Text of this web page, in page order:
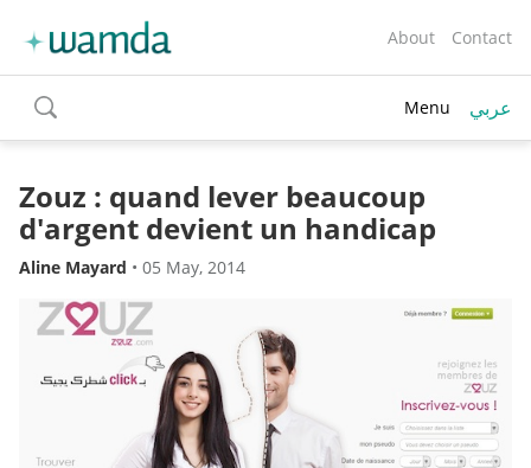
About Contact
toggle
search
Menu عربي
Zouz : quand lever beaucoup
d'argent devient un handicap
Aline Mayard • 05 May, 2014